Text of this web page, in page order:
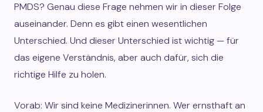
PMDS? Genau diese Frage nehmen wir in dieser Folge
auseinander. Denn es gibt einen wesentlichen
Unterschied. Und dieser Unterschied ist wichtig — für
das eigene Verständnis, aber auch dafür, sich die
richtige Hilfe zu holen.
Vorab: Wir sind keine Medizinerinnen. Wer ernsthaft an